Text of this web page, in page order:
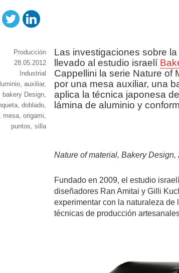
Las investigaciones sobre
llevado al estudio israelí
Cappellini la serie Nature of
por una mesa auxiliar, una
aplica la técnica japonesa
lámina de aluminio y
Nature of material, Bakery Design,
Fundado en 2009, el estudio
diseñadores Ran Amitai y Gilli
experimentar con la naturaleza
técnicas de producción
https://www.experimenta.es/author/produccion/
Producción
Publicado
28.05.2012
Categorías
Industrial
,auxiliar,
bakery Design,
,doblado,
, mesa,origami,
puntos,silla